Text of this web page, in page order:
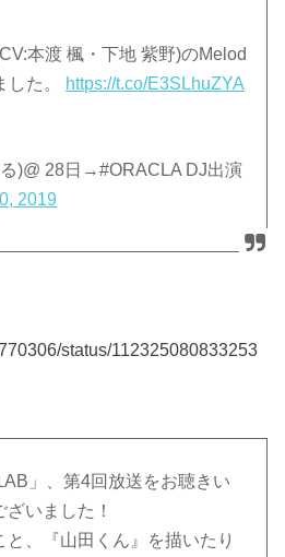
本渡 楓・下地 紫野)のMelod
した。
https://t.co/E3SLhuZYA
)@ 28日→#ORACLA DJ出演
2019
status/112325080833253
」、第4回放送をお聴きい
いました！
、『山田くん』を描いたり